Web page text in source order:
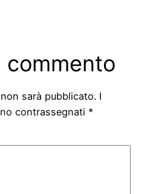
commento
sarà pubblicato. I
contrassegnati *